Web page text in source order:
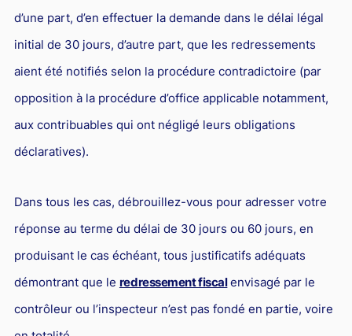
d’une part, d’en effectuer la demande dans le délai légal
initial de 30 jours, d’autre part, que les redressements
aient été notifiés selon la procédure contradictoire (par
opposition à la procédure d’office applicable notamment,
aux contribuables qui ont négligé leurs obligations
déclaratives).
Dans tous les cas, débrouillez-vous pour adresser votre
réponse au terme du délai de 30 jours ou 60 jours, en
produisant le cas échéant, tous justificatifs adéquats
démontrant que le redressement fiscalenvisagé par le
contrôleur ou l’inspecteur n’est pas fondé en partie, voire